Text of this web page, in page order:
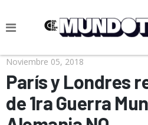
NOTICIAS
CULTURA POP
CIENCIA Y TECNOLOGÍA
Noviembre 05, 2018
París y Londres
de 1ra Guerra